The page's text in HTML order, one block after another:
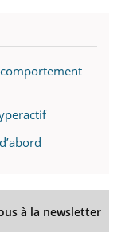
à la newsletter